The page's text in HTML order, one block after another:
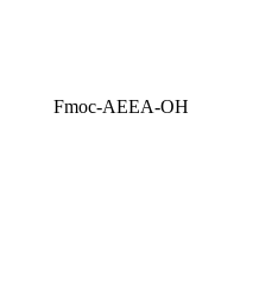
Fmoc-AEEA-OH